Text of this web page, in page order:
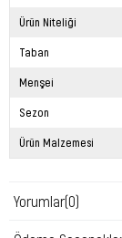
Ürün Niteliği
Taban
Menşei
Sezon
Ürün Malzemesi
Yorumlar(0)